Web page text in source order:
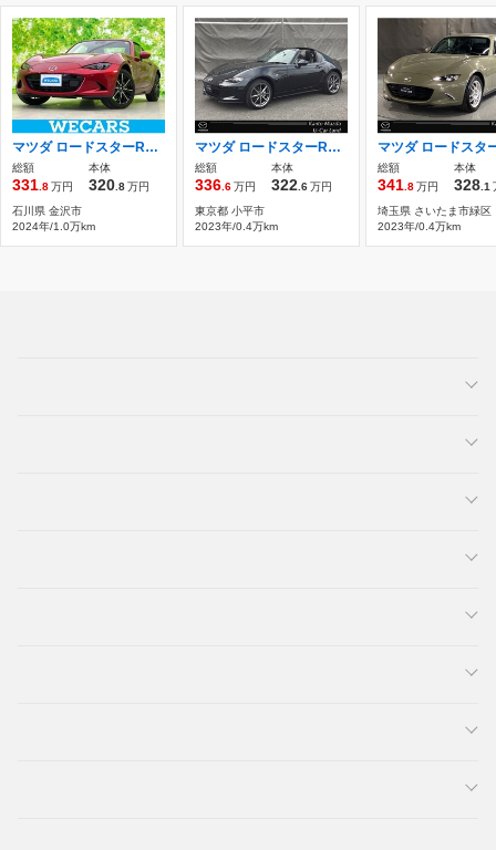
マツダ ロードスターRF 2.0 S ディスプレイオーディオ/シートヒーター/車
総額
331 .8万円
本体
320 .8万円
石川県 金沢市
2024年/1.0万km
マツダ ロードスターRF 2.0 S 6速マニュアル LEDヘッドライト オー
総額
336 .6万円
本体
322 .6万円
東京都 小平市
2023年/0.4万km
総額
341 .8万円
本体
328 .1
埼玉県 さいたま市緑区
2023年/0.4万km